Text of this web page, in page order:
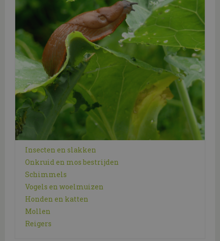
Insecten en slakken
Onkruid en mos bestrijden
Schimmels
Vogels en woelmuizen
Honden en katten
Mollen
Reigers